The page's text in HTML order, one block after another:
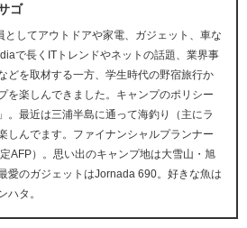
ゴ
としてアウトドアや家電、ガジェット、車な
で長くITトレンドやネットの話題、業界事
どを取材する一方、学生時代の野宿旅行か
を楽しんできました。キャンプのポリシー
。最近は三浦半島に通って海釣り（主にラ
しんでます。ファイナンシャルプランナー
定AFP）。思い出のキャンプ地は大雪山・旭
愛のガジェットはJornada 690。好きな魚は
ハタ。